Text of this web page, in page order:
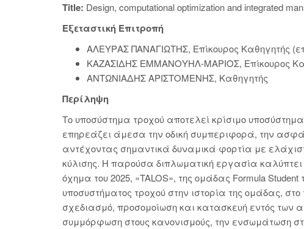
Title: Design, computational optimization and integrated
Εξεταστική Επιτροπή
ΑΛΕΥΡΑΣ ΠΑΝΑΓΙΩΤΗΣ, Επίκουρος Καθηγητής
ΚΑΖΑΣΙΔΗΣ ΕΜΜΑΝΟΥΗΛ-ΜΑΡΙΟΣ, Επίκουρος
ΑΝΤΩΝΙΑΔΗΣ ΑΡΙΣΤΟΜΕΝΗΣ, Καθηγητής
Περίληψη
Το υποσύστημα τροχού αποτελεί κρίσιμο
επηρεάζει άμεσα την οδική συμπεριφορά, την
αντέχοντας σημαντικά δυναμικά φορτία με
κύλισης. Η παρούσα διπλωματική εργασία καλύπτει
όχημα του 2025, «TALOS», της ομάδας Formula
υποσυστήματος τροχού στην ιστορία της ομάδας,
σχεδιασμό, προσομοίωση και κατασκευή εντός των
συμμόρφωση στους κανονισμούς, την ενσωμάτωση